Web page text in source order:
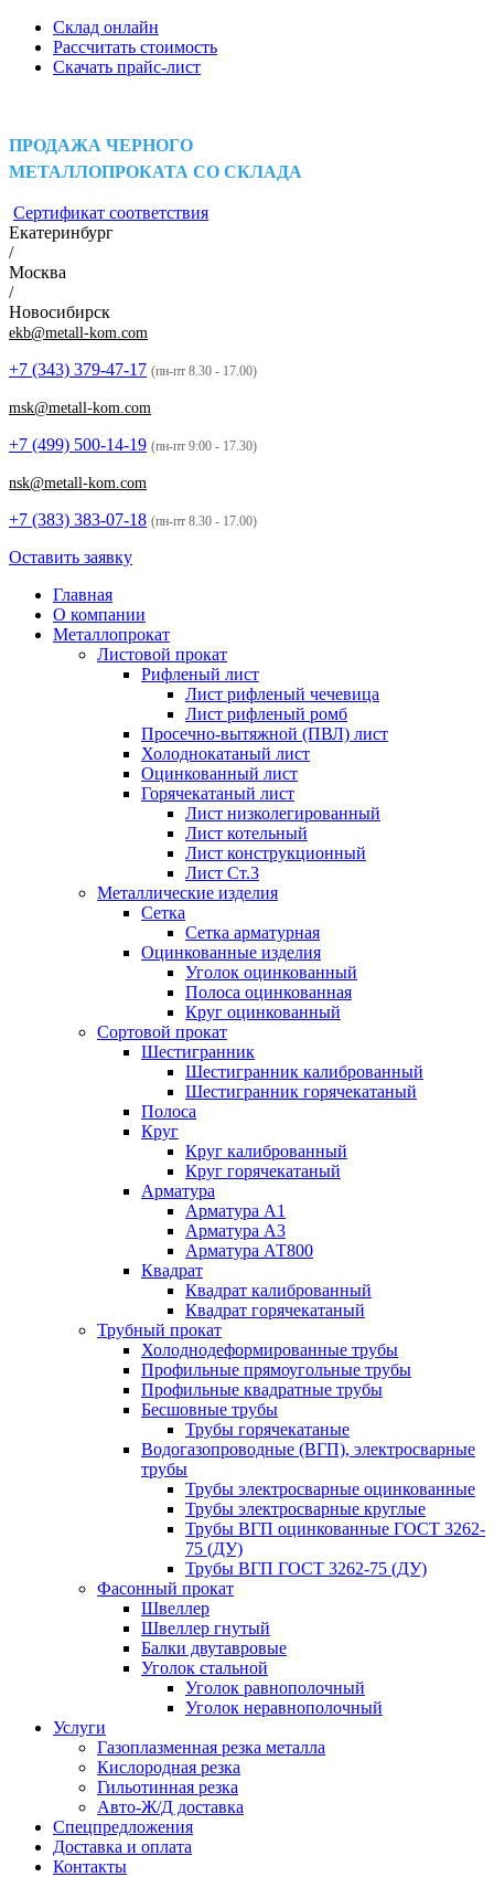
Склад онлайн
Рассчитать стоимость
Скачать прайс-лист
ПРОДАЖА ЧЕРНОГО
МЕТАЛЛОПРОКАТА СО СКЛАДА
Сертификат соответствия
Екатеринбург
/
Москва
/
Новосибирск
ekb@metall-kom.com
+7 (343) 379-47-17 (пн-пт 8.30 - 17.00)
msk@metall-kom.com
+7 (499) 500-14-19 (пн-пт 9:00 - 17.30)
nsk@metall-kom.com
+7 (383) 383-07-18 (пн-пт 8.30 - 17.00)
Оставить заявку
Главная
О компании
Металлопрокат
Листовой прокат
Рифленый лист
Лист рифленый чечевица
Лист рифленый ромб
Просечно-вытяжной (ПВЛ) лист
Холоднокатаный лист
Оцинкованный лист
Горячекатаный лист
Лист низколегированный
Лист котельный
Лист конструкционный
Лист Ст.3
Металлические изделия
Сетка
Сетка арматурная
Оцинкованные изделия
Уголок оцинкованный
Полоса оцинкованная
Круг оцинкованный
Сортовой прокат
Шестигранник
Шестигранник калиброванный
Шестигранник горячекатаный
Полоса
Круг
Круг калиброванный
Круг горячекатаный
Арматура
Арматура А1
Арматура А3
Арматура АТ800
Квадрат
Квадрат калиброванный
Квадрат горячекатаный
Трубный прокат
Холоднодеформированные трубы
Профильные прямоугольные трубы
Профильные квадратные трубы
Бесшовные трубы
Трубы горячекатаные
Водогазопроводные (ВГП), электросварные
трубы
Трубы электросварные оцинкованные
Трубы электросварные круглые
Трубы ВГП оцинкованные ГОСТ 3262-
75 (ДУ)
Трубы ВГП ГОСТ 3262-75 (ДУ)
Фасонный прокат
Швеллер
Швеллер гнутый
Балки двутавровые
Уголок стальной
Уголок равнополочный
Уголок неравнополочный
Услуги
Газоплазменная резка металла
Кислородная резка
Гильотинная резка
Авто-Ж/Д доставка
Спецпредложения
Доставка и оплата
Контакты